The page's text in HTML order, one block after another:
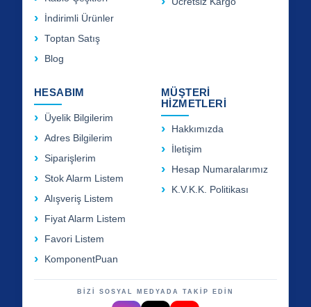
İndirimli Ürünler
Toptan Satış
Blog
HESABIM
Üyelik Bilgilerim
Adres Bilgilerim
Siparişlerim
Stok Alarm Listem
Alışveriş Listem
Fiyat Alarm Listem
Favori Listem
KomponentPuan
MÜŞTERİ
HİZMETLERİ
Hakkımızda
İletişim
Hesap Numaralarımız
K.V.K.K. Politikası
BİZİ SOSYAL MEDYADA TAKİP EDİN